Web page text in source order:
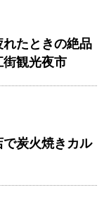
たときの絶品
街観光夜市
炭火焼きカル